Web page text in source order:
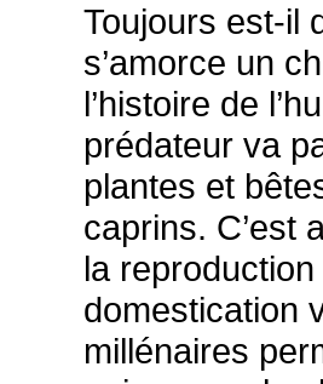
Toujours est-il
s’amorce un
l’histoire de
prédateur va
plantes et
caprins. C’est
la
domestication
millénaires